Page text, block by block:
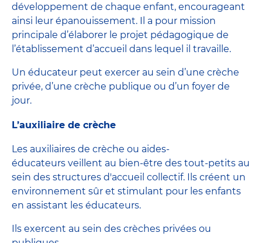
développement de chaque enfant, encourageant
ainsi leur épanouissement. Il a pour mission
principale d’élaborer le projet pédagogique de
l’établissement d’accueil dans lequel il travaille.
Un éducateur peut exercer au sein d’une crèche
privée, d’une crèche publique ou d’un foyer de
jour.
L’auxiliaire de crèche
Les auxiliaires de crèche ou aides-
éducateurs veillent au bien-être des tout-petits au
sein des structures d'accueil collectif. Ils créent un
environnement sûr et stimulant pour les enfants
en assistant les éducateurs.
Ils exercent au sein des crèches privées ou